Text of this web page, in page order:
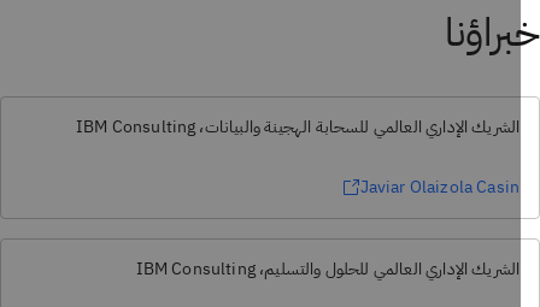
الشريك الإداري العالمي للسحابة الهجينة والبيانات، IBM Consulting
Javiar Olaizola Casin
الشريك الإداري العالمي للحلول والتسليم، IBM Consulting